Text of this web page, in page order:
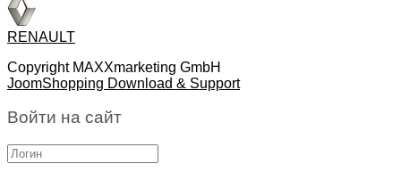
RENAULT
Copyright MAXXmarketing GmbH
JoomShopping Download & Support
Войти на сайт